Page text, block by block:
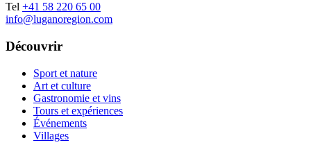
Tel +41 58 220 65 00
info@luganoregion.com
Découvrir
Sport et nature
Art et culture
Gastronomie et vins
Tours et expériences
Événements
Villages